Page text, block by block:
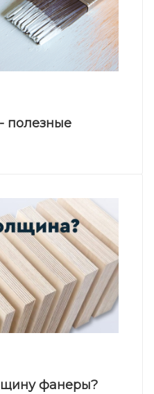
полезные
фанеры?